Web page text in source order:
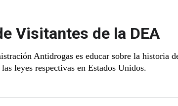
Visitantes de la DEA
Antidrogas es educar sobre la historia
leyes respectivas en Estados Unidos.